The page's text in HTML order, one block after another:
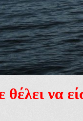
θέλει να